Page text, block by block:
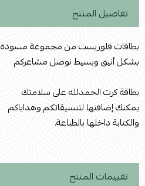
تفاصيل المنتج
بطاقات فلوريست من مجموعة مسودة
بشكل أنيق وبسيط نوصل مشاعركم
بطاقة كرت الحمدلله على سلامتك
يمكنك إضافتها لتنسيقاتكم وهداياكم
والكتابة داخلها بالطباعة.
تقييمات المنتج